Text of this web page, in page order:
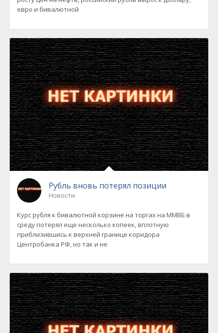
евро и бивалютной
Рубль вновь потерял позиции
Новости
Курс рубля к бивалютной корзине на торгах на ММВБ в
среду потерял еще несколько копеек, вплотную
приблизившись к верхней границе коридора
Центробанка РФ, но так и не